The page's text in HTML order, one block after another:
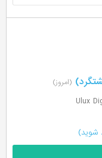
(امروز)
شوید)